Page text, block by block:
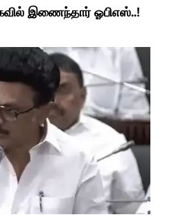
இணைந்தார் ஓபிஎஸ்..!